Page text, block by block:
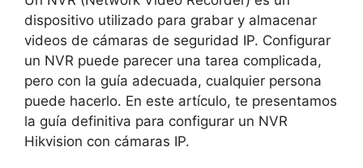
dispositivo utilizado para grabar y almacenar
videos de cámaras de seguridad IP. Configurar
un NVR puede parecer una tarea complicada,
pero con la guía adecuada, cualquier persona
puede hacerlo. En este artículo, te presentamos
la guía definitiva para configurar un NVR
Hikvision con cámaras IP.